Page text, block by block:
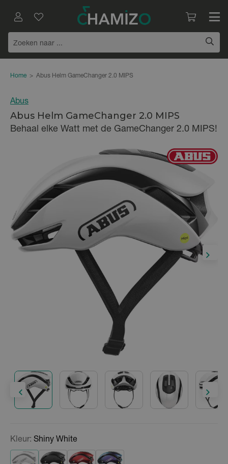
Home > Abus Helm GameChanger 2.0 MIPS
Abus
Abus Helm GameChanger 2.0 MIPS
Behaal elke Watt met de GameChanger 2.0 MIPS!
Kleur: Shiny White